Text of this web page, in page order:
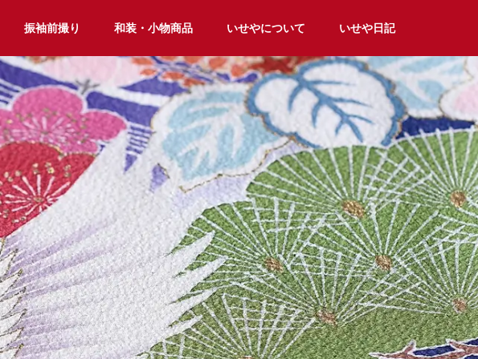
振袖前撮り 和装・小物商品 いせやについて いせや日記